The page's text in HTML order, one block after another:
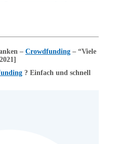
– Crowdfunding – “Viele
? Einfach und schnell